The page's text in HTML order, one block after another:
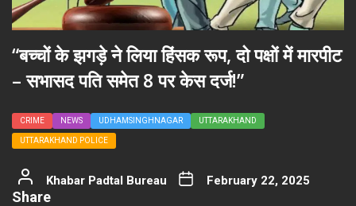
“बच्चों के झगड़े ने लिया हिंसक रूप, दो पक्षों में मारपीट
– सभासद पति समेत 8 पर केस दर्ज!”
CRIME NEWS UDHAMSINGHNAGAR UTTARAKHAND
UTTARAKHAND POLICE
Khabar Padtal Bureau February 22, 2025
Share